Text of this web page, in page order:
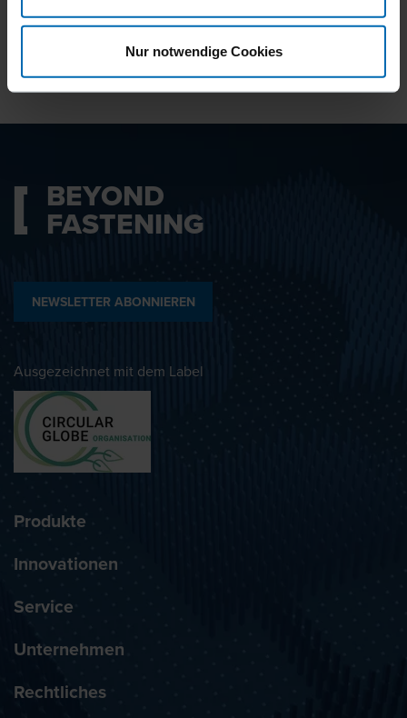
Nur notwendige Cookies
BEYOND
FASTENING
NEWSLETTER ABONNIEREN
Ausgezeichnet mit dem Label
Produkte
Innovationen
Service
Unternehmen
Rechtliches